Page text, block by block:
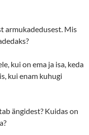
armukadedusest. Mis
kui on ema ja isa, keda
kui enam kuhugi
ängidest? Kuidas on